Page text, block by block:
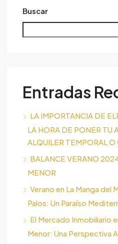
Buscar
Entradas
LA IMPORTANCIA DE
LA HORA DE PONER TU
ALQUILER TEMPORAL
BALANCE VERANO
MENOR
Verano en La Manga del
Palos: Un Paraíso
El Mercado Inmobiliario
Menor: Una Perspectiva